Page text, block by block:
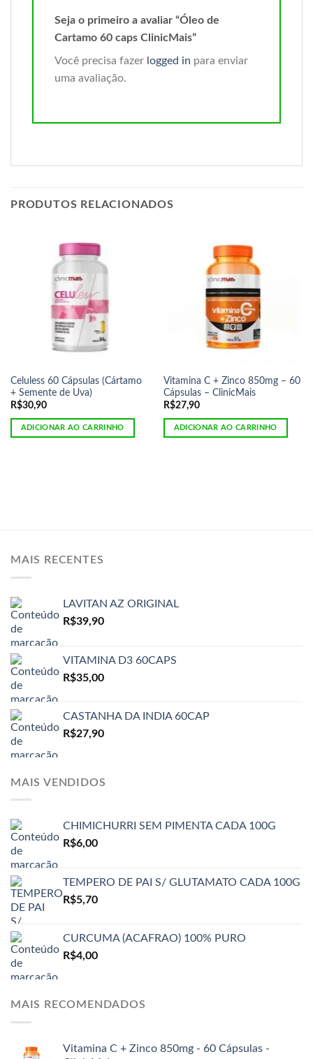
Seja o primeiro a avaliar “Óleo de
Cartamo 60 caps ClinicMais”
Você precisa fazer logged in para enviar
uma avaliação.
PRODUTOS RELACIONADOS
Celuless 60 Cápsulas (Cártamo
+ Semente de Uva)
R$30,90
ADICIONAR AO CARRINHO
Vitamina C + Zinco 850mg – 60
Cápsulas – ClinicMais
R$27,90
ADICIONAR AO CARRINHO
MAIS RECENTES
LAVITAN AZ ORIGINAL
R$39,90
VITAMINA D3 60CAPS
R$35,00
CASTANHA DA INDIA 60CAP
R$27,90
MAIS VENDIDOS
CHIMICHURRI SEM PIMENTA CADA 100G
R$6,00
TEMPERO DE PAI S/ GLUTAMATO CADA 100G
R$5,70
CURCUMA (ACAFRAO) 100% PURO
R$4,00
MAIS RECOMENDADOS
Vitamina C + Zinco 850mg - 60 Cápsulas -